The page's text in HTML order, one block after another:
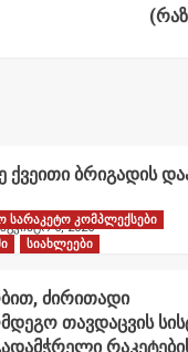
ქვეითი ბრიგადის
აგვისტო 6, 2026
სარაკეტო კომპლექსები
სიახლეები
ძირითადი
თავდაცვის